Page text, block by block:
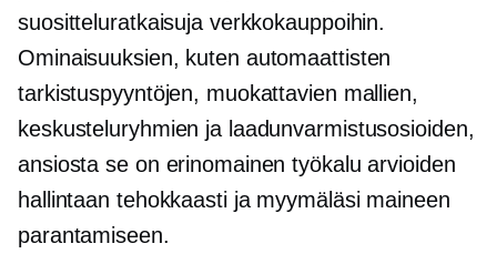
suositteluratkaisuja verkkokauppoihin.
Ominaisuuksien, kuten automaattisten
tarkistuspyyntöjen, muokattavien mallien,
keskusteluryhmien ja laadunvarmistusosioiden,
ansiosta se on erinomainen työkalu arvioiden
hallintaan tehokkaasti ja myymäläsi maineen
parantamiseen.